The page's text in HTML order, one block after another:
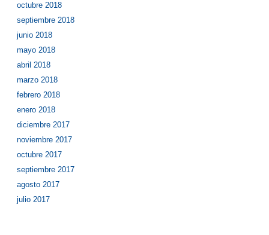
octubre 2018
septiembre 2018
junio 2018
mayo 2018
abril 2018
marzo 2018
febrero 2018
enero 2018
diciembre 2017
noviembre 2017
octubre 2017
septiembre 2017
agosto 2017
julio 2017